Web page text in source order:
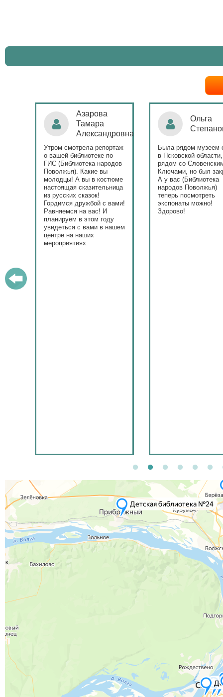
Азарова
Тамара
Александровна
смотрела репортаж
библиотеке по
(Библиотека народов
Какие вы
А вы в костюме
сказительница
русских сказок!
дружбой с вами!
на вас! И
в этом году
с вами в нашем
Ольга
Степанова
Была рядом музеем сето
в Псковской области,
рядом со Словенскими
Ключами, но был закрыт.
А у вас (Библиотека
народов Поволжья)
теперь посмотреть
экспонаты можно!